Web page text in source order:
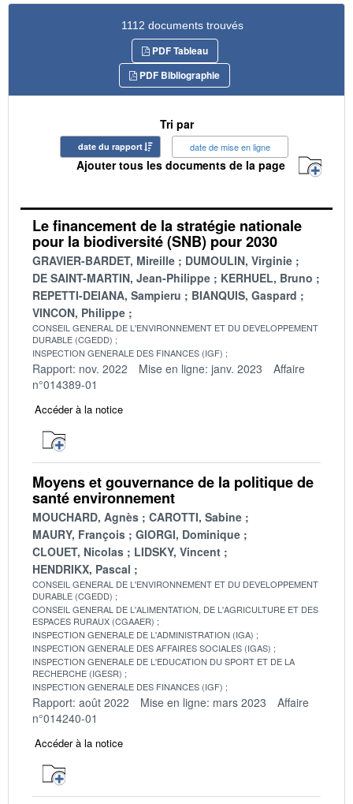
1112 documents trouvés
PDF Tableau
PDF Bibliographie
Tri par
date du rapport date de mise en ligne
Ajouter tous les documents de la page
Le financement de la stratégie nationale
pour la biodiversité (SNB) pour 2030
GRAVIER-BARDET, Mireille
DUMOULIN, Virginie
DE SAINT-MARTIN, Jean-Philippe
KERHUEL, Bruno
REPETTI-DEIANA, Sampieru
BIANQUIS, Gaspard
VINCON, Philippe
CONSEIL GENERAL DE L'ENVIRONNEMENT ET DU DEVELOPPEMENT
DURABLE (CGEDD)
INSPECTION GENERALE DES FINANCES (IGF)
Rapport: nov. 2022 Mise en ligne: janv. 2023
Affaire
n°014389-01
Accéder à la notice
Moyens et gouvernance de la politique de
santé environnement
MOUCHARD, Agnès
CAROTTI, Sabine
MAURY, François
GIORGI, Dominique
CLOUET, Nicolas
LIDSKY, Vincent
HENDRIKX, Pascal
CONSEIL GENERAL DE L'ENVIRONNEMENT ET DU DEVELOPPEMENT
DURABLE (CGEDD)
CONSEIL GENERAL DE L'ALIMENTATION, DE L'AGRICULTURE ET DES
ESPACES RURAUX (CGAAER)
INSPECTION GENERALE DE L'ADMINISTRATION (IGA)
INSPECTION GENERALE DES AFFAIRES SOCIALES (IGAS)
INSPECTION GENERALE DE L'EDUCATION DU SPORT ET DE LA
RECHERCHE (IGESR)
INSPECTION GENERALE DES FINANCES (IGF)
Rapport: août 2022 Mise en ligne: mars 2023
Affaire
n°014240-01
Accéder à la notice